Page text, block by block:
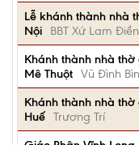
Lễ khánh thành nhà
Nội
BBT Xứ Lam Điền
Khánh thành nhà
Mê Thuột Vũ Đình
Khánh thành nhà
Huế Trương Trí